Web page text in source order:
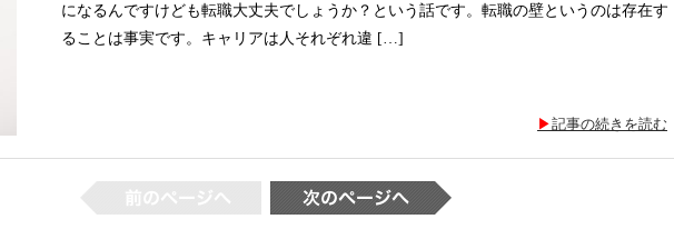
になるんですけども転職大丈夫でしょうか？という話です。転職の壁というのは存在す
ることは事実です。キャリアは人それぞれ違 […]
記事の続きを読む